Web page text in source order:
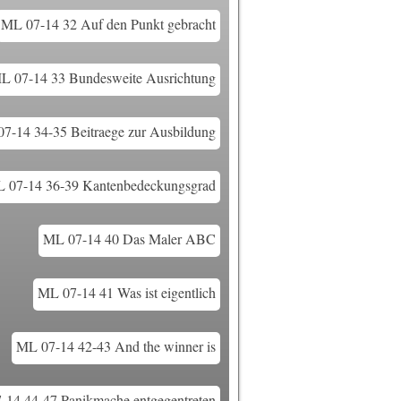
ML 07-14 32 Auf den Punkt gebracht
07-14 33 Bundesweite Ausrichtung
14 34-35 Beitraege zur Ausbildung
07-14 36-39 Kantenbedeckungsgrad
ML 07-14 40 Das Maler ABC
ML 07-14 41 Was ist eigentlich
ML 07-14 42-43 And the winner is